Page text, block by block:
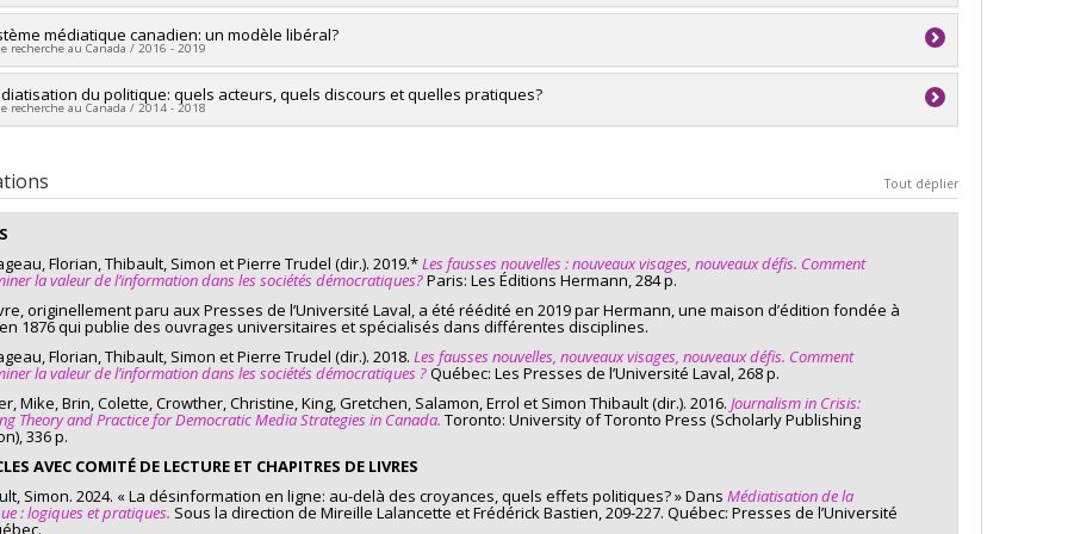
De Barrique de Montvalon, Pierre
Maîtrise en science politique Diplôme obtenu: M.sc. (en nomination pour le prix Brigitte-Schroeder 2020 pour le meilleur rapport
de stage)
obtenu: M.sc. (2018)
Gauthier, Jules
Maîtrise en science politique
et relationnistes, au-delà de la relation amour-haine, les dessous d’une bataille pour le contrôle de l’information sous l’administration
à Montréal
Mauvieux, Simon
Maîtrise en science politique Diplôme obtenu: M.sc. (lauréat du prix Brigitte-Schroeder 2018 pour le meilleur rapport analytique de
obtenu: M.sc. (2017)
artificielle et ses manifestations sur Internet
Vallespir, Lisa
de financement :FRQSC/Fonds de recherche du Québec - Société et culture (FQRSC)
de subvention :PVXXXXXX-Programme de recherche sur la désinformation
de financement : FRQSC/Fonds de recherche du Québec - Société et culture (FQRSC)
de subvention : PVXXXXXX-(SE) Programme Soutien aux équipes de recherche - Stade de développement :
principal : Simon Thibault
de financement :FRQSC/Fonds de recherche du Québec - Société et culture (FQRSC)
de subvention :PV113813-(NP) Soutien à la recherche pour la relève professorale
médiatique canadien: un modèle libéral?
recherche au Canada / 2016 - 2019
principal :Simon Thibault
:Frédérick Bastien,
du politique: quels acteurs, quels discours et quelles pratiques?
recherche au Canada / 2014 - 2018
:
de financement : FRQSC/Fonds de recherche du Québec - Société et culture (FQRSC). Programmes de subvention : PVXXXXXX-
Soutien aux équipes de recherche - Stade de développement : Fonctionnement
Tout déplier
Florian, Thibault, Simon et Pierre Trudel (dir.). 2019.*Les fausses nouvelles : nouveaux visages, nouveaux défis. Comment
la valeur de l’information dans les sociétés démocratiques?Paris: Les Éditions Hermann, 284 p.
originellement paru aux Presses de l’Université Laval, a été réédité en 2019 par Hermann, une maison d’édition fondée à
1876 qui publie des ouvrages universitaires et spécialisés dans différentes disciplines.
Florian, Thibault, Simon et Pierre Trudel (dir.). 2018. Les fausses nouvelles, nouveaux visages, nouveaux défis. Comment
la valeur de l’information dans les sociétés démocratiques ?Québec: Les Presses de l’Université Laval, 268 p.
Mike, Brin, Colette, Crowther, Christine, King, Gretchen, Salamon, Errol et Simon Thibault (dir.). 2016. Journalism in Crisis:
Theory and Practice for Democratic Media Strategies in Canada. Toronto: University of Toronto Press (Scholarly Publishing
336 p.
AVEC COMITÉ DE LECTURE ET CHAPITRES DE LIVRES
Simon. 2024. « La désinformation en ligne: au-delà des croyances, quels effets politiques? » Dans Médiatisation de la
: logiques et pratiques. Sous la direction de Mireille Lalancette et Frédérick Bastien, 209-227. Québec: Presses de l’Université